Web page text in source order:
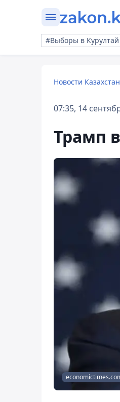
#Выборы в Курултай
Новости
07:35, 14
Трамп